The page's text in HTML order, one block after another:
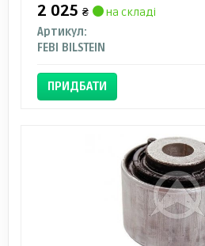
2 025 ₴
на складі
Артикул:
FEBI BILSTEIN
ПРИДБАТИ